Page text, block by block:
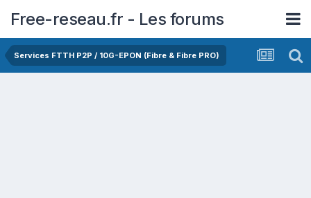
Free-reseau.fr - Les forums
Services FTTH P2P / 10G-EPON (Fibre & Fibre PRO)